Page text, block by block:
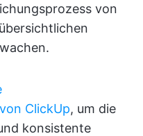
von
ClickUp, um die
konsistente